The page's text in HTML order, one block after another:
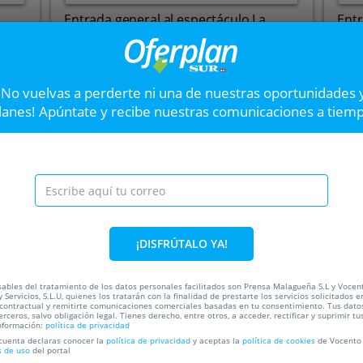
Entrada general al espectáculo La
Creedence: 3 septiembre
AUDITORIO DE BENALMÁDENA
Av. Rocío Jurado, 1, 29630.
Benalmádena. Málaga
Hasta el03 Sep 3
Entrada general
DE GUITARRAS DE
septiembre
Entrada general para el
DE MADRID, el próximo 25
50%
vuelvas a perderte ni una de nuestras oportunidades
Apúntate y recibe nuestras comunicaciones a
¡DISFRÚTALO YA!
del tratamiento de los datos personales facilitados son Prensa Malagueña S.L y
Servicios, S.L.U, quienes los tratarán con la finalidad de prestarte los servicios solicitados
y remitirte comunicaciones comerciales basadas en tu consentimiento. Tus
salvo obligación legal. Tienes derecho, entre otros, a acceder, rectificar y suprimir
política de privacidad
declaras conocer la política de privacidad y aceptas la política de cookies de
de uso del portal